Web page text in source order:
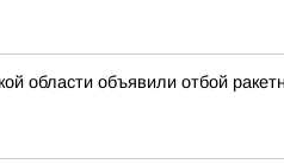
области объявили отбой